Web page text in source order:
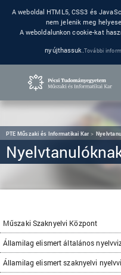
A weboldal HTML5, CSS3 és
nem jelenik meg
A weboldalunkon cookie-kat
nyújthassuk. További
PTE Műszaki és Informatikai Kar
Műszaki Szaknyelvi Központ
Államilag elismert általános
Államilag elismert szaknyelvi